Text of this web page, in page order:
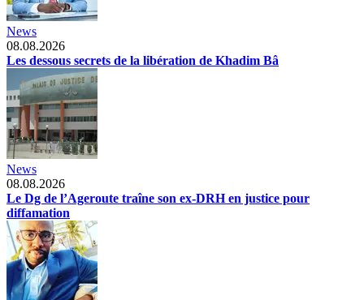
News
08.08.2026
Les dessous secrets de la libération de Khadim Bâ
News
08.08.2026
Le Dg de l’Ageroute traîne son ex-DRH en justice pour
diffamation